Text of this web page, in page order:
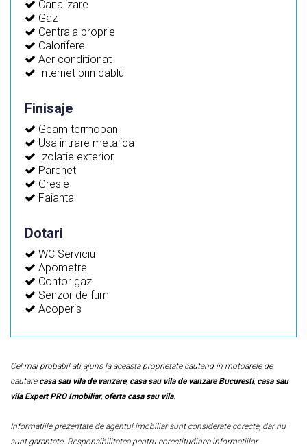
Canalizare
Gaz
Centrala proprie
Calorifere
Aer conditionat
Internet prin cablu
Finisaje
Geam termopan
Usa intrare metalica
Izolatie exterior
Parchet
Gresie
Faianta
Dotari
WC Serviciu
Apometre
Contor gaz
Senzor de fum
Acoperis
Cel mai probabil ati ajuns la aceasta proprietate cautand in motoarele de
cautare casa sau vila de vanzare, casa sau vila de vanzare Bucuresti, casa sau
vila Expert PRO Imobiliar, oferta casa sau vila.
Informatiile prezentate de agentul imobiliar sunt considerate corecte, dar nu
sunt garantate. Responsibilitatea pentru corectitudinea informatiilor